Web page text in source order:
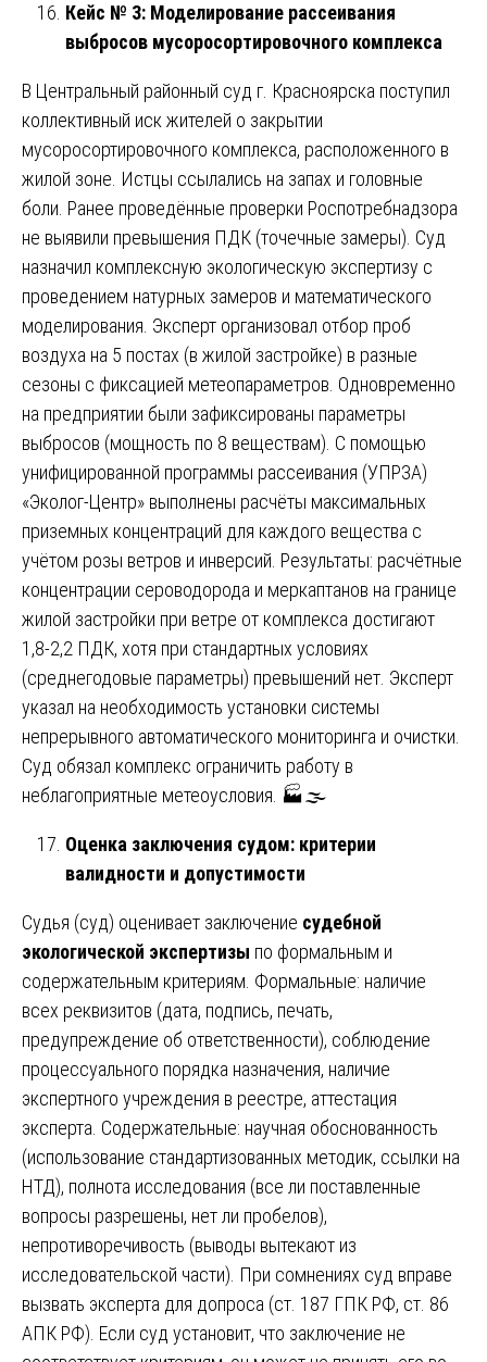
Кейс № 3: Моделирование рассеивания
выбросов мусоросортировочного комплекса
В Центральный районный суд г. Красноярска поступил
коллективный иск жителей о закрытии
мусоросортировочного комплекса, расположенного в
жилой зоне. Истцы ссылались на запах и головные
боли. Ранее проведённые проверки Роспотребнадзора
не выявили превышения ПДК (точечные замеры). Суд
назначил комплексную экологическую экспертизу с
проведением натурных замеров и математического
моделирования. Эксперт организовал отбор проб
воздуха на 5 постах (в жилой застройке) в разные
сезоны с фиксацией метеопараметров. Одновременно
на предприятии были зафиксированы параметры
выбросов (мощность по 8 веществам). С помощью
унифицированной программы рассеивания (УПРЗА)
«Эколог-Центр» выполнены расчёты максимальных
приземных концентраций для каждого вещества с
учётом розы ветров и инверсий. Результаты: расчётные
концентрации сероводорода и меркаптанов на границе
жилой застройки при ветре от комплекса достигают
1,8-2,2 ПДК, хотя при стандартных условиях
(среднегодовые параметры) превышений нет. Эксперт
указал на необходимость установки системы
непрерывного автоматического мониторинга и очистки.
Суд обязал комплекс ограничить работу в
неблагоприятные метеоусловия. 🏭🌫️
Оценка заключения судом: критерии
валидности и допустимости
Судья (суд) оценивает заключение судебной
экологической экспертизы по формальным и
содержательным критериям. Формальные: наличие
всех реквизитов (дата, подпись, печать,
предупреждение об ответственности), соблюдение
процессуального порядка назначения, наличие
экспертного учреждения в реестре, аттестация
эксперта. Содержательные: научная обоснованность
(использование стандартизованных методик, ссылки на
НТД), полнота исследования (все ли поставленные
вопросы разрешены, нет ли пробелов),
непротиворечивость (выводы вытекают из
исследовательской части). При сомнениях суд вправе
вызвать эксперта для допроса (ст. 187 ГПК РФ, ст. 86
АПК РФ). Если суд установит, что заключение не